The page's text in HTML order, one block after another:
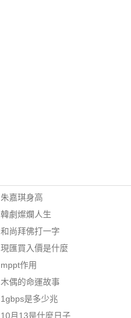
朱嘉琪身高
韓劇燦爛人生
和尚拜佛打一字
現匯買入價是什麼
mppt作用
木偶的命運故事
1gbps是多少兆
10月13是什麼日子